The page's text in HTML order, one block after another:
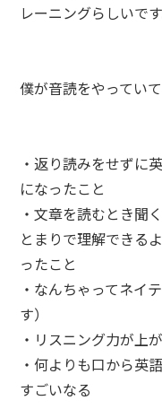
レーニングらしいです
僕が音読をやってい
・返り読みをせずに
になったこと
・文章を読むとき聞
とまりで理解できる
ったこと
・なんちゃってネイ
す）
・リスニング力が上
・何よりも口から英
すごいなる